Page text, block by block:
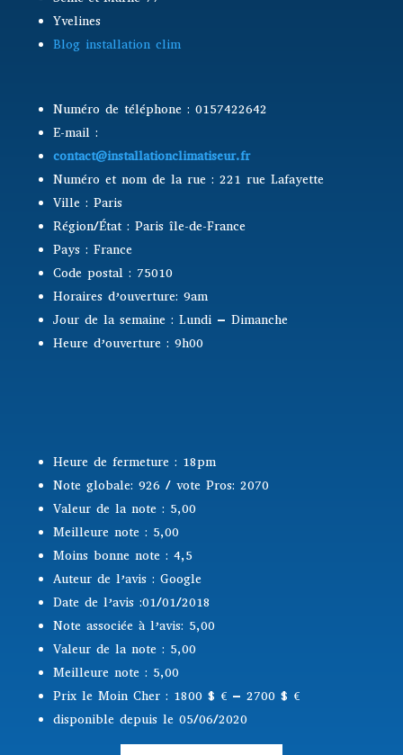
Yvelines
Blog installation clim
Numéro de téléphone : 0157422642
E-mail :
contact@installationclimatiseur.fr
Numéro et nom de la rue : 221 rue Lafayette
Ville : Paris
Région/État : Paris île-de-France
Pays : France
Code postal : 75010
Horaires d’ouverture: 9am
Jour de la semaine : Lundi – Dimanche
Heure d’ouverture : 9h00
Heure de fermeture : 18pm
Note globale: 926 / vote Pros: 2070
Valeur de la note : 5,00
Meilleure note : 5,00
Moins bonne note : 4,5
Auteur de l’avis : Google
Date de l’avis :01/01/2018
Note associée à l’avis: 5,00
Valeur de la note : 5,00
Meilleure note : 5,00
Prix le Moin Cher : 1800 $ € – 2700 $ €
disponible depuis le 05/06/2020